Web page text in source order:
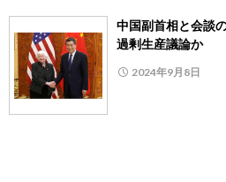
中国副首相と会談
過剰生産議論か
2024年9月8日